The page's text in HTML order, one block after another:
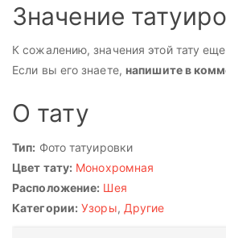
Значение
К сожалению, значения этой тату еще
Если вы его знаете, напишите в
О тату
Тип: Фото татуировки
Цвет тату: Монохромная
Расположение: Шея
Категории: Узоры, Другие